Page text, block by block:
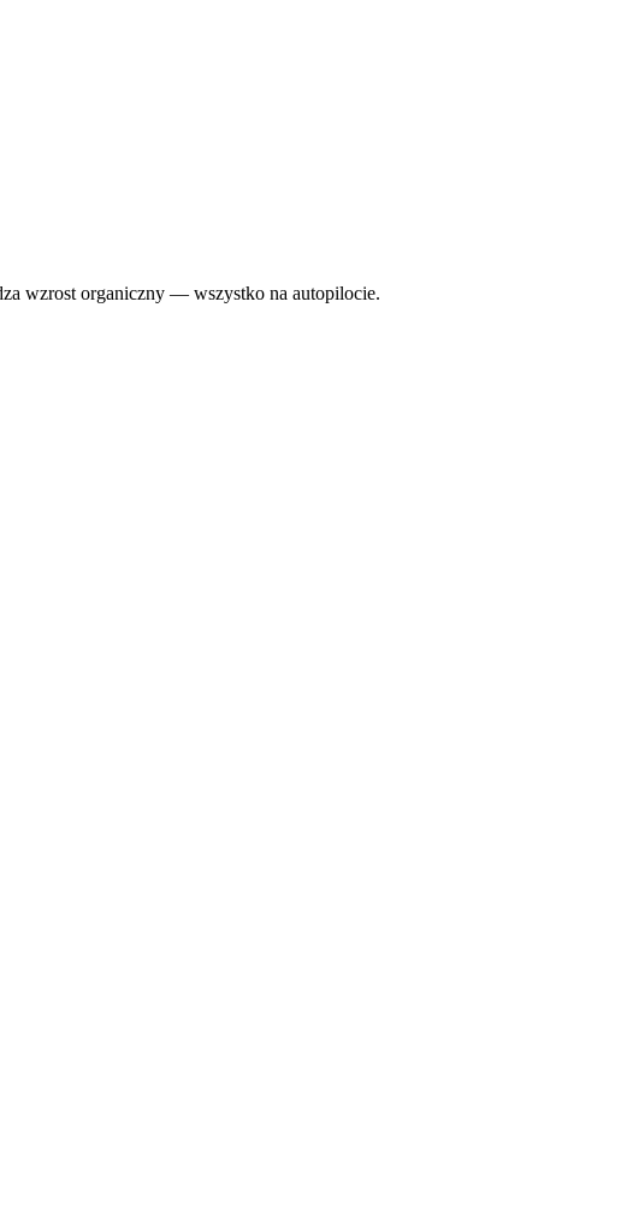
wzrost organiczny — wszystko na autopilocie.